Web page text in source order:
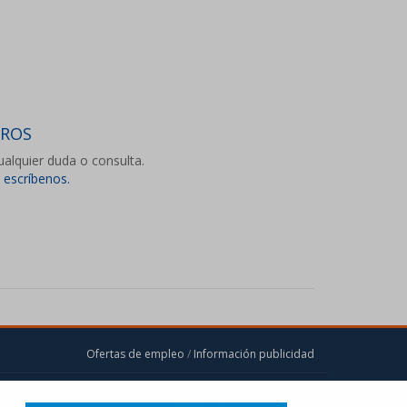
duda o consulta.
escríbenos.
Ofertas de empleo / Información publicidad
Síguenos